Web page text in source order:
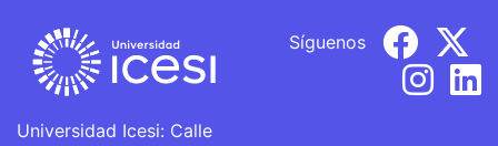
Universidad Icesi: Calle
Síguenos